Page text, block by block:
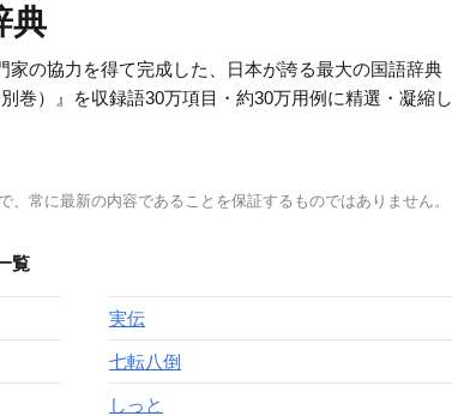
典
家の協力を得て完成した、日本が誇る最大の国語辞典
巻）』を収録語30万項目・約30万用例に精選・凝縮し
、常に最新の内容であることを保証するものではありません。
覧
実伝
七転八倒
しっと